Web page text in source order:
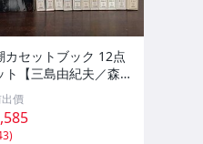
カセットブック 12点
ト【三島由紀夫／森外
宰治／芥川龍之介／谷
一郎／宮沢賢治／他】
社
價
)